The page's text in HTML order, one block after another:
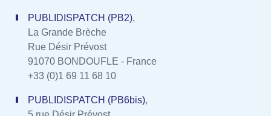
PUBLIDISPATCH (PB2),
La Grande Brèche
Rue Désir Prévost
91070 BONDOUFLE - France
+33 (0)1 69 11 68 10
PUBLIDISPATCH (PB6bis),